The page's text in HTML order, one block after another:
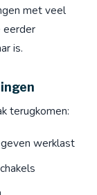
met veel
eerder
is.
terugkomen:
werklast